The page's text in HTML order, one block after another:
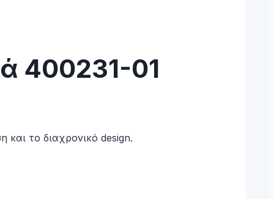
400231-01
και το διαχρονικό design.